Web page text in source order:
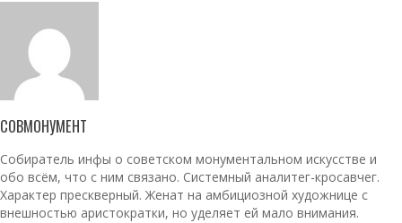
СОВМОНУМЕНТ
Собиратель инфы о советском монументальном искусстве и
обо всём, что с ним связано. Системный аналитег-кросавчег.
Характер прескверный. Женат на амбициозной художнице с
внешностью аристократки, но уделяет ей мало внимания.